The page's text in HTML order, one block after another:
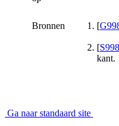
Bronnen [
[S998
kant.
Ga naar standaard site